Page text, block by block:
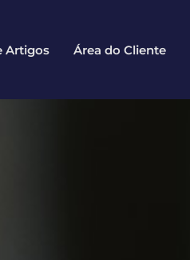
Artigos Área do Cliente